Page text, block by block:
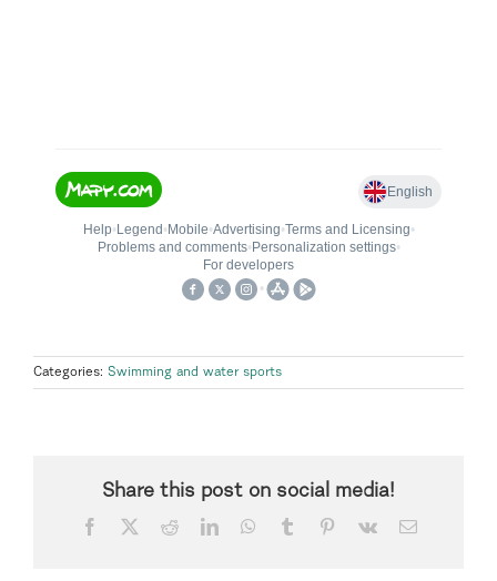
Categories: Swimming and water sports
Share this post on social media!
Facebook RedditLinkedInWhatsApp
Tumblr Pinterest
Vk Email